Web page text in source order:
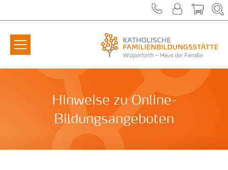
Hinweise zu Online-
Bildungsangeboten